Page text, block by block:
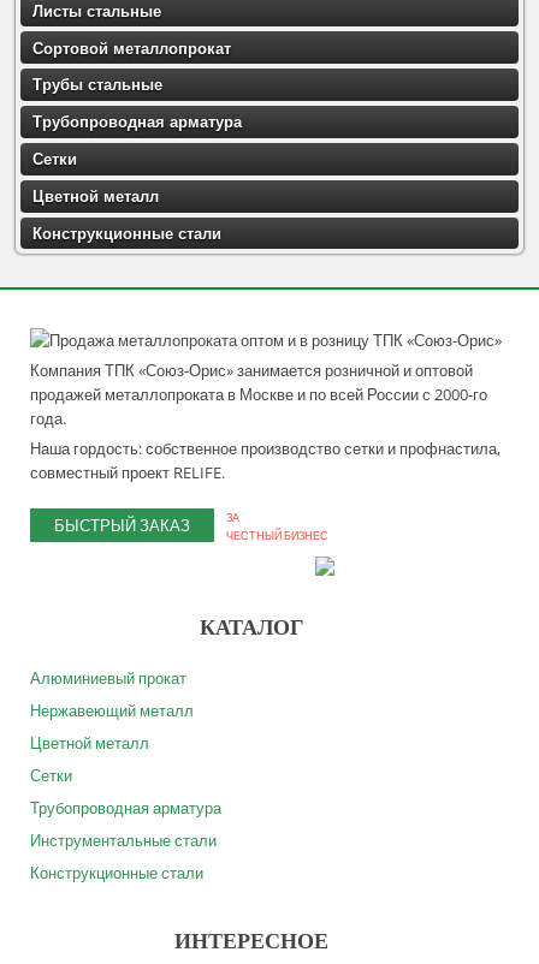
Листы стальные
Сортовой металлопрокат
Трубы стальные
Трубопроводная арматура
Сетки
Цветной металл
Конструкционные стали
Компания ТПК «Союз-Орис» занимается розничной и оптовой
продажей металлопроката в Москве и по всей России с 2000-го
года.
Наша гордость: собственное производство сетки и профнастила,
совместный проект RELIFE.
БЫСТРЫЙ ЗАКАЗ
ЗА
ЧЕСТНЫЙ БИЗНЕС
КАТАЛОГ
Алюминиевый прокат
Нержавеющий металл
Цветной металл
Сетки
Трубопроводная арматура
Инструментальные стали
Конструкционные стали
ИНТЕРЕСНОЕ